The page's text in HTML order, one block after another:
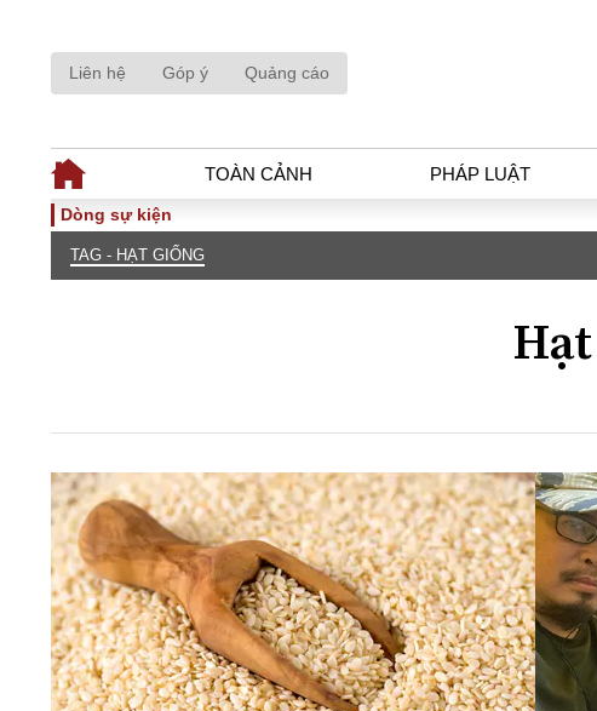
Liên hệ Góp ý Quảng cáo
TOÀN CẢNH PHÁP LUẬT
TOÀN CẢNH
Thế giới
Góc nhìn luật gia
An ninh - Hình sự
ĐA CHIỀU
Quan điểm
Xi nhan Trái Phải
Bạn đọc viết
INFOCUS
Dòng sự kiện
TAG - HẠT GIỐNG